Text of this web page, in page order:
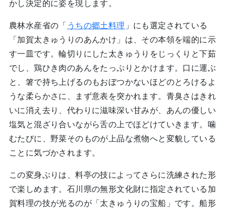
かし決定的に姿を現します。
農林水産省の「 うちの郷土料理 」にも選定されている
「加賀太きゅうりのあんかけ」は、その本領を端的に示
す一皿です。輪切りにした太きゅうりをじっくりと下茹
でし、鶏ひき肉のあんをたっぷりとかけます。口に運ぶ
と、箸で持ち上げるのもおぼつかないほどのとろけるよ
うな柔らかさに、まず意表を突かれます。青臭さはきれ
いに消え去り、代わりに滋味深い甘みが、あんの優しい
塩気と混ざり合いながら舌の上でほどけていきます。噛
むたびに、野菜そのものが上品な煮物へと変貌している
ことに気づかされます。
この変身ぶりは、料亭の技によってさらに洗練された形
で楽しめます。石川県の無形文化財に指定されている加
賀料理の技が光るのが「太きゅうりの宝船」です。船形